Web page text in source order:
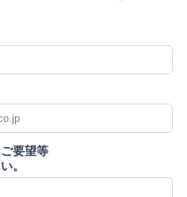
要望等
。